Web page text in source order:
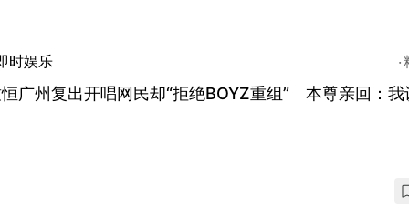
时娱乐
广州复出开唱网民却“拒绝BOYZ重组” 本尊亲回：我